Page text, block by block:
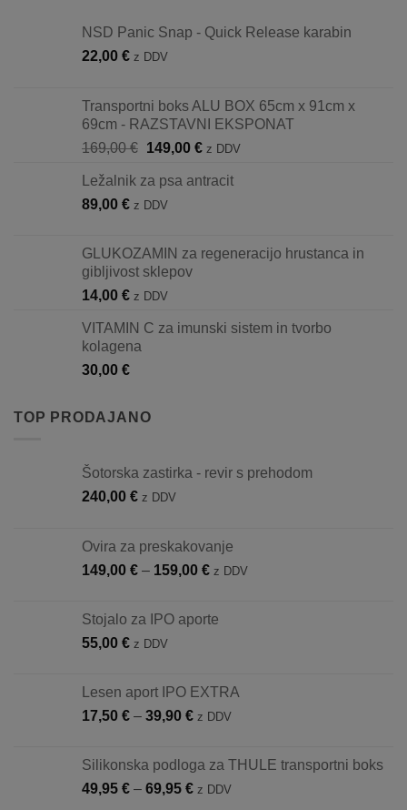
NSD Panic Snap - Quick Release karabin
22,00 € z DDV
Transportni boks ALU BOX 65cm x 91cm x
69cm - RAZSTAVNI EKSPONAT
169,00€ Izvirna
je
bila:
149,00 €Trenutna
je:
z DDV
Ležalnik za psa antracit
89,00 € z DDV
GLUKOZAMIN za regeneracijo hrustanca in
gibljivost sklepov
14,00 € z DDV
VITAMIN C za imunski sistem in tvorbo
kolagena
30,00 €
TOP PRODAJANO
Šotorska zastirka - revir s prehodom
240,00 € z DDV
Ovira za preskakovanje
149,00 € – 159,00 €Cenovni
149,00 €
z DDV
Stojalo za IPO aporte
55,00 € z DDV
Lesen aport IPO EXTRA
17,50 € – 39,90 €Cenovni
17,50 €
do
z DDV
Silikonska podloga za THULE transportni boks
49,95 € – 69,95 €Cenovni
z DDV